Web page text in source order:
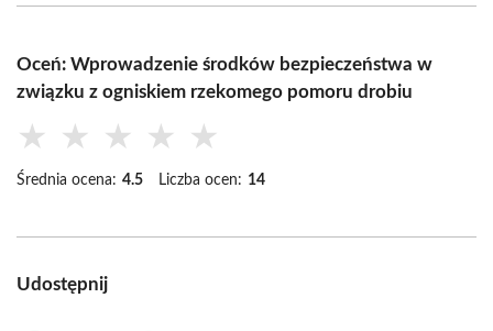
Oceń: Wprowadzenie środków bezpieczeństwa w
związku z ogniskiem rzekomego pomoru drobiu
★ ★ ★ ★ ★
Średnia ocena: 4.5 Liczba ocen: 14
Udostępnij